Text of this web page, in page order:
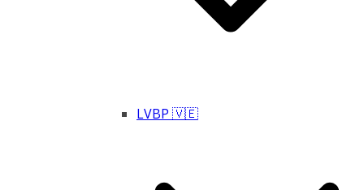
LVBP 🇻🇪